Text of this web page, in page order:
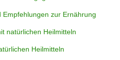
zur Ernährung
natürlichen Heilmitteln
Heilmitteln